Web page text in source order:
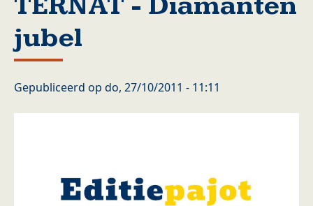
jubel
Gepubliceerd op do, 27/10/2011 - 11:11